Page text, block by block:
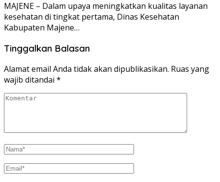
MAJENE – Dalam upaya meningkatkan kualitas layanan
kesehatan di tingkat pertama, Dinas Kesehatan
Kabupaten Majene…
Tinggalkan Balasan
Alamat email Anda tidak akan dipublikasikan. Ruas yang
wajib ditandai *